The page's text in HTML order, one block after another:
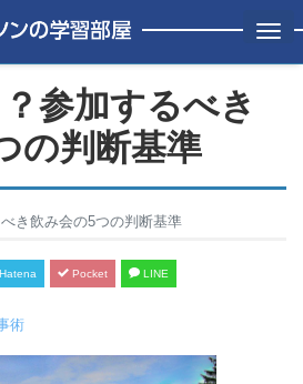
参加するべき
の判断基準
き飲み会の5つの判断基準
Hatena Pocket LINE
術